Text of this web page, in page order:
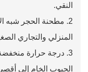
النقي.
2. مطحنة الحجر شبه
المنزلي والتجاري
3. درجة حرارة
الحبوب الخام إلى